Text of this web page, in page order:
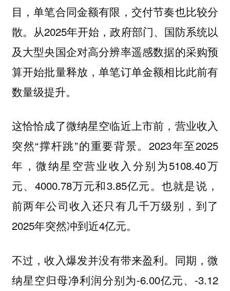
目，单笔合同金额有限，交付节奏也比较分
散。从2025年开始，政府部门、国防系统以
及大型央国企对高分辨率遥感数据的采购预
算开始批量释放，单笔订单金额相比此前有
数量级提升。
这恰恰成了微纳星空临近上市前，营业收入
突然“撑杆跳”的重要背景。2023年至2025
年，微纳星空营业收入分别为5108.40万
元、4000.78万元和3.85亿元。也就是说，
前两年公司收入还只有几千万级别，到了
2025年突然冲到近4亿元。
不过， 收入爆发并没有带来盈利。同期，微
纳星空归母净利润分别为-6.00亿元、-3.12